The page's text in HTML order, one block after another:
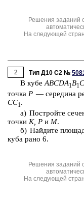
Решения заданий
На следующей
2 Тип Д10 C2 №
В кубе ABCDA1B1C
точка P — се­ре­ди­на
CC1.
а) По­строй­те
точки K, P и M.
б) Най­ди­те
куба рано 6.
Решения заданий
На следующей